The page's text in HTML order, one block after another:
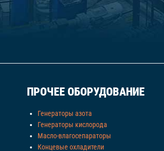
ПРОЧЕЕ ОБОРУДОВАНИЕ
Генераторы азота
Генераторы кислорода
Масло-влагосепараторы
Концевые охладители